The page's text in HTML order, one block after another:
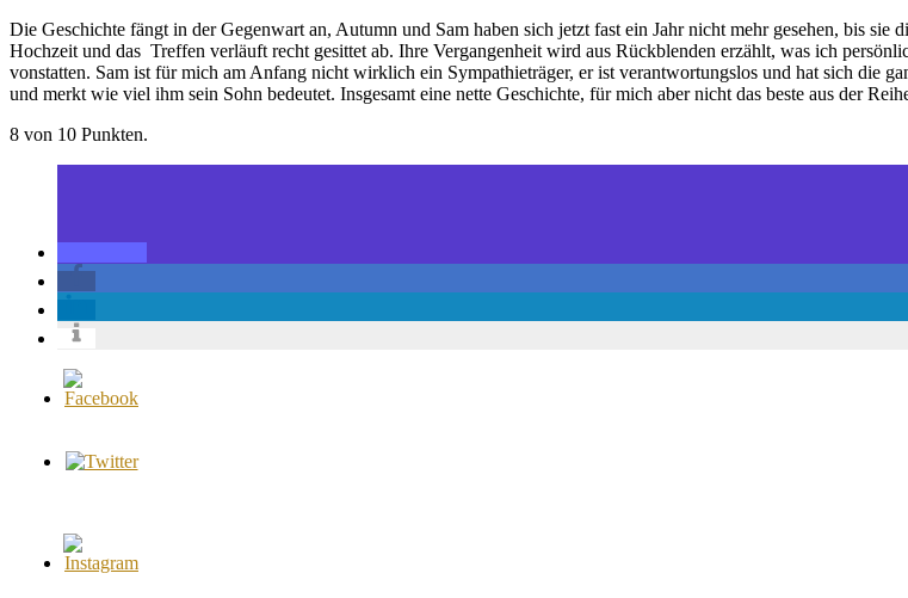
Die Geschichte fängt in der Gegenwart an, Autumn und Sam haben sich jetzt fast ein Jahr nicht mehr gesehen, bis
Hochzeit und das Treffen verläuft recht gesittet ab. Ihre Vergangenheit wird aus Rückblenden erzählt, was ich
vonstatten. Sam ist für mich am Anfang nicht wirklich ein Sympathieträger, er ist verantwortungslos und hat sich die
und merkt wie viel ihm sein Sohn bedeutet. Insgesamt eine nette Geschichte, für mich aber nicht das beste aus der
8 von 10 Punkten.